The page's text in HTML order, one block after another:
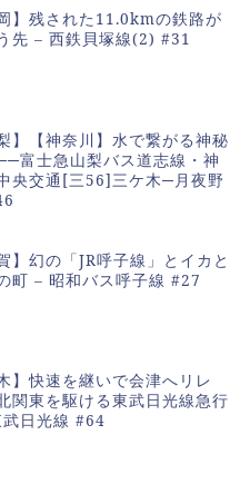
岡】残された11.0kmの鉄路が
先 – 西鉄貝塚線(2) #31
】【神奈川】水で繋がる神秘
富士急山梨バス道志線・神
央交通[三56]三ケ木─月夜野
】幻の「JR呼子線」とイカと
町 – 昭和バス呼子線 #27
】快速を継いで会津へリレ
関東を駆ける東武日光線急行
日光線 #64